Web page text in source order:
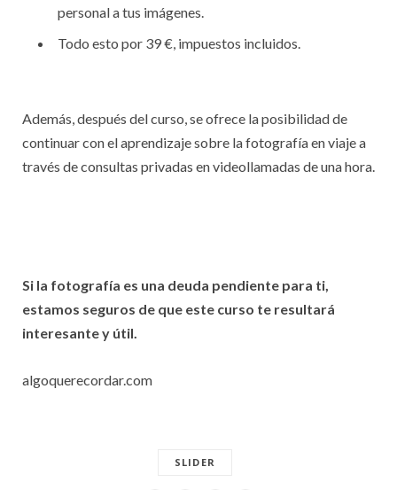
personal a tus imágenes.
Todo esto por 39 €, impuestos incluidos.
Además, después del curso, se ofrece la posibilidad de
continuar con el aprendizaje sobre la fotografía en viaje a
través de consultas privadas en videollamadas de una hora.
Si la fotografía es una deuda pendiente para ti,
estamos seguros de que este curso te resultará
interesante y útil.
algoquerecordar.com
SLIDER